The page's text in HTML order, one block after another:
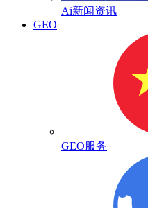
Ai新闻资讯
GEO
GEO服务